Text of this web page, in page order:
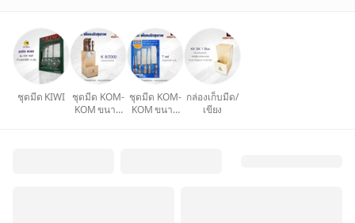
ชุดมีด KIWI ชุดมีด KOM-
KOM ขนาด
ชุดมีด KOM-
KOM ขนาด
กล่องเก็บมีด/
เขียง